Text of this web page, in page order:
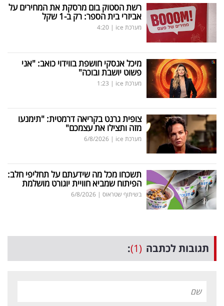
רשת הסטוק בום מרסקת את המחירים על
אביזרי בית הספר: רק ב-1 שקל
מערכת ice |
4:20
מיכל אנסקי חושפת בווידוי כואב: "אני
פשוט יושבת ובוכה"
מערכת ice |
1:23
צופית גרנט בקריאה דרמטית: "תימנעו
מזה ותצילו את עצמכם"
מערכת ice |
6/8/2026
תשכחו מכל מה שידעתם על תחליפי חלב:
הפיתוח שמביא חוויית יוגורט מושלמת
בשיתוף שטראוס |
6/8/2026
תגובות לכתבה (1)
: